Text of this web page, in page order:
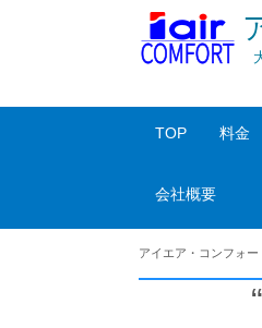
TOP 料金
会社概要
アイエア・コンフォー